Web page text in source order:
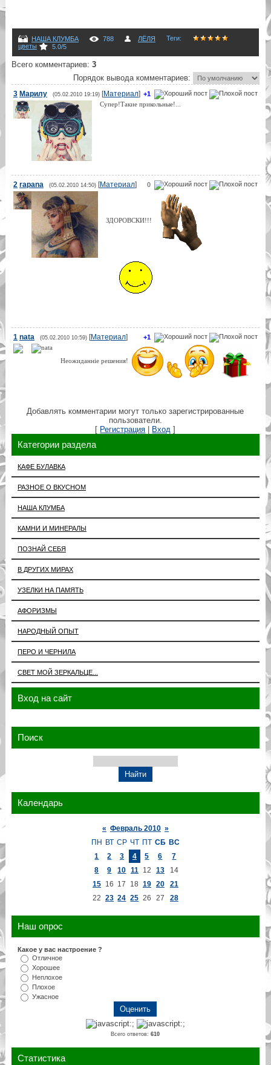
НАША КЛУМБА 788 ЛЁЛЯ Теги:
цветы
5.0/5
Всего комментариев: 3
Порядок вывода комментариев:
+1
3 Марилу (05.02.2010 19:19)[Материал]
Супер!Такие прикольные!...
0
2 rapana (05.02.2010 14:50)[Материал]
ЗДОРОВСКИ!!!
+1
1 nata (05.02.2010 10:59)[Материал]
Неожиданніе решения!
Добавлять комментарии могут только зарегистрированные
пользователи.
[ Регистрация | Вход ]
Категории раздела
КАФЕ БУЛАВКА
РАЗНОЕ О ВКУСНОМ
НАША КЛУМБА
КАМНИ И МИНЕРАЛЫ
ПОЗНАЙ СЕБЯ
В ДРУГИХ МИРАХ
УЗЕЛКИ НА ПАМЯТЬ
АФОРИЗМЫ
НАРОДНЫЙ ОПЫТ
ПЕРО И ЧЕРНИЛА
СВЕТ МОЙ ЗЕРКАЛЬЦЕ...
Вход на сайт
Поиск
Календарь
« Февраль 2010 »
ПН ВТ СР ЧТ ПТ СБ ВС
1
2 3 4 5 6
7
8
9 10 11 12 13
14
15 16 17 18 19 20
21
22 23 24 25 26 27 28
Наш опрос
Какое у вас настроение ?
Отличное
Хорошее
Неплохое
Плохое
Ужасное
Всего ответов:610
Статистика